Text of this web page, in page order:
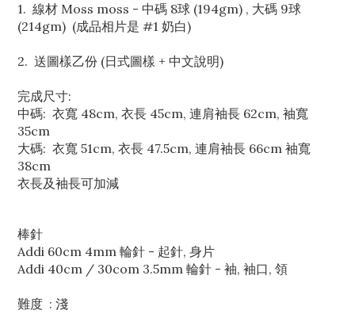
1. 線材 Moss moss - 中碼 8球 (194gm) , 大碼 9球
(214gm) (成品相片是 #1 奶白)
2. 送圖樣乙份 (日式圖樣 + 中文說明)
完成尺寸:
中碼: 衣寬 48cm, 衣長 45cm, 連肩袖長 62cm, 袖寬
35cm
大碼: 衣寬 51cm, 衣長 47.5cm, 連肩袖長 66cm 袖寬
38cm
衣長及袖長可加減
棒針
Addi 60cm 4mm 輪針 - 起針, 身片
Addi 40cm / 30com 3.5mm 輪針 - 袖, 袖口, 領
難度 : 淺